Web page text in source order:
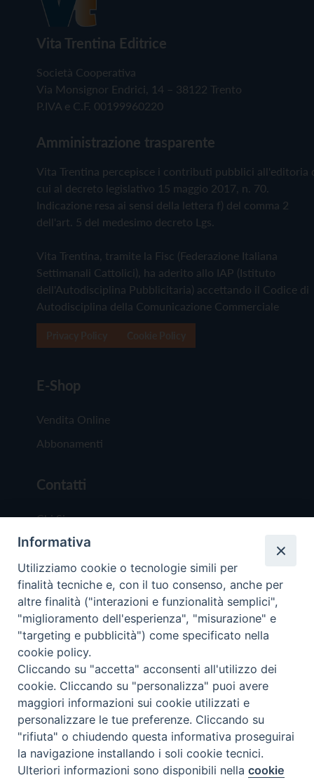
Vita Trentina Editrice
Società Cooperativa
Via Monsignor Endrici, 14 – 38122 Trento
P.IVA e C.F. 00199960220
Amministrazione trasparente
Vita Trentina percepisce i contributi pubblici all'editoria
cui al decreto legislativo 15 maggio 2017, n. 70.
Indicazione resa ai sensi della lettera f) del comma 2
dell'art. 5 del medesimo decreto Lgs.
Vita Trentina, tramite la Fisc (Federazione Italiana
Settimanali Cattolici), ha aderito allo IAP (Istituto
dell'Autodisciplina Pubblicitaria) accettando il Codice di
Autodisciplina della Comunicazione Commerciale
E-Shop
Vendita Online
Abbonamenti
Contatti
Chi Siamo
Redazione
Scrivici
Copyright © 2019 - Tutti i diritti riservati - Vita
Trentina Editrice
Privacy Policy
Torna
Preferenze Cookie
Informativa
Utilizziamo cookie o tecnologie simili per
finalità tecniche e, con il tuo consenso, anche per
altre finalità ("interazioni e funzionalità semplici",
"miglioramento dell'esperienza", "misurazione" e
"targeting e pubblicità") come specificato nella
cookie policy.
Cliccando su "accetta" acconsenti all'utilizzo dei
cookie. Cliccando su "personalizza" puoi avere
maggiori informazioni sui cookie utilizzati e
personalizzare le tue preferenze. Cliccando su
"rifiuta" o chiudendo questa informativa proseguirai
la navigazione installando i soli cookie tecnici.
Ulteriori informazioni sono disponibili nellacookie